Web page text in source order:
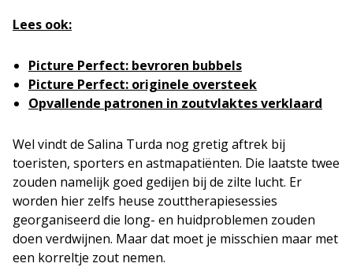
Lees ook:
Picture Perfect: bevroren bubbels
Picture Perfect: originele oversteek
Opvallende patronen in zoutvlaktes verklaard
Wel vindt de Salina Turda nog gretig aftrek bij
toeristen, sporters en astmapatiënten. Die laatste twee
zouden namelijk goed gedijen bij de zilte lucht. Er
worden hier zelfs heuse zouttherapiesessies
georganiseerd die long- en huidproblemen zouden
doen verdwijnen. Maar dat moet je misschien maar met
een korreltje zout nemen.